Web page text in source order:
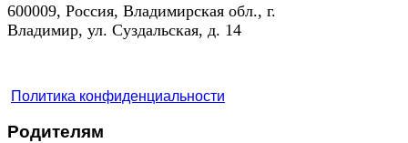
600009, Россия, Владимирская обл., г.
Владимир, ул. Суздальская, д. 14
Политика конфиденциальности
Родителям